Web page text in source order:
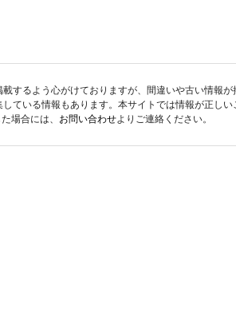
するよう心がけておりますが、間違いや古い情報
ている情報もあります。本サイトでは情報が正し
場合には、 お問い合わせよりご連絡ください。